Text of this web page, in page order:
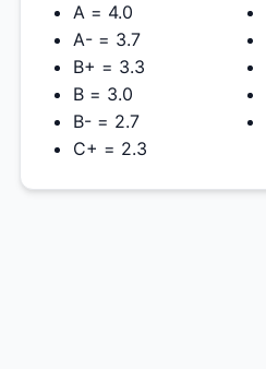
A = 4.0
A- = 3.7
B+ = 3.3
B = 3.0
B- = 2.7
C+ = 2.3